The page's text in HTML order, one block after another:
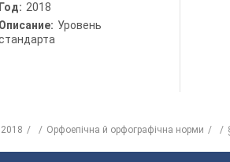
Год: 2018
Описание: Уровень
Орфоепічна й орфографічна норми